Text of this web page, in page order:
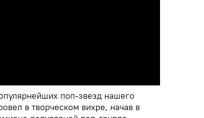
поп-звезд нашего
в творческом вихре, начав в